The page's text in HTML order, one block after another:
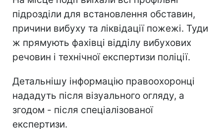
підрозділи для встановлення обставин,
причини вибуху та ліквідації пожежі. Туди
ж прямують фахівці відділу вибухових
речовин і технічної експертизи поліції.
Детальнішу інформацію правоохоронці
нададуть після візуального огляду, а
згодом - після спеціалізованої
експертизи.